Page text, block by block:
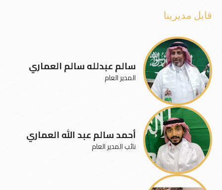
قابل مديرينا
سالم عبدلله سالم العماري
المدير العام
أحمد سالم عبد الله العماري
نائب المدير العام